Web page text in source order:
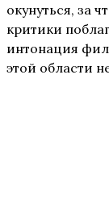
окунуться, за
критики
интонация
этой области